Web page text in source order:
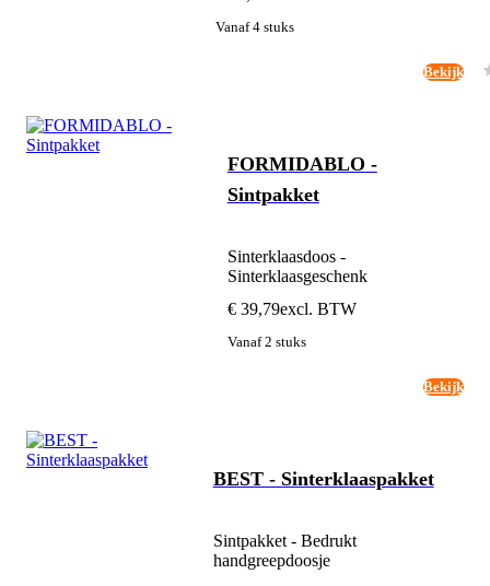
Vanaf 4 stuks
Bekijk
FORMIDABLO -
Sintpakket
Sinterklaasdoos -
Sinterklaasgeschenk
€ 39,79excl. BTW
Vanaf 2 stuks
Bekijk
BEST - Sinterklaaspakket
Sintpakket - Bedrukt
handgreepdoosje